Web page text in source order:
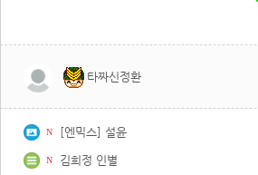
타짜신정환
N [엔믹스] 설윤
N 김희정 인별